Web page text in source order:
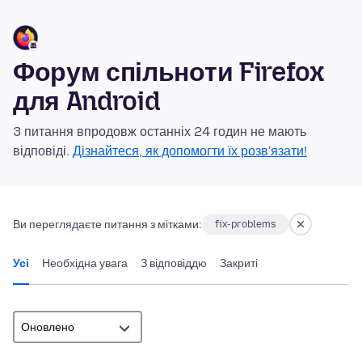
Форум спільноти Firefox
для Android
3 питання впродовж останніх 24 годин не мають
відповіді. Дізнайтеся, як допомогти їх розв'язати!
Ви переглядаєте питання з мітками: fix-problems
Усі Необхідна увага З відповіддю Закриті